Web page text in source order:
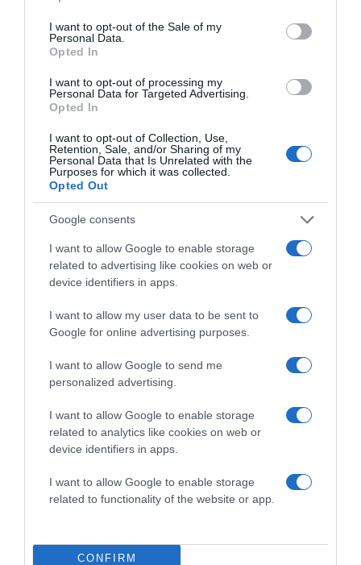
use your data for below specified purposes in below Google
consent section.
I want to opt-out of the Sale of my
Personal Data.
Opted In
I want to opt-out of processing my
Personal Data for Targeted Advertising.
Opted In
I want to opt-out of Collection, Use,
Retention, Sale, and/or Sharing of my
Personal Data that Is Unrelated with the
Purposes for which it was collected.
Opted Out
Google consents
I want to allow Google to enable storage
related to advertising like cookies on web or
device identifiers in apps.
I want to allow my user data to be sent to
Google for online advertising purposes.
I want to allow Google to send me
personalized advertising.
I want to allow Google to enable storage
related to analytics like cookies on web or
device identifiers in apps.
I want to allow Google to enable storage
related to functionality of the website or app.
CONFIRM
kiáramló pára miatt a tök főtt jelleget ölthet a kívánt kívül
ropogós, belül puha végeredmény helyett. A szeletek
között hagyjunk legalább 3-4 cm-t.
Sütőtök sütése cukorral
Ha a cél az édes ízprofil, a zöldség felületét meg lehet
szórni egy vékony réteg barna cukorral sütés előtt. Ez
kéreg képződik a sütőtökön.
Sütőtök sütése mézzel
A méz nemcsak édesebbé teszi a sütőtököt, de egy
csepegtetni a tök felületére sütés előtt, vagy akár utólag
is, mielőtt tálalnánk.
A sütőtök magjainak sütése
táplálók. Szárítsuk meg őket, majd egy tepsiben, némi
olajjal, sóval és fűszerekkel elkeverve, süssük meg 180°C-
on 10-15 percig, vagy amíg aranybarnára pirulnak.
Megosztás: Facebook Twitter Pinterest